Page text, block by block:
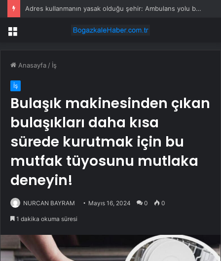
Adres kullanmanın yasak olduğu şehir: Ambulans yolu bulamıyor, kargo gitmiyor
Menü
Anasayfa / İş
İş
Bulaşık makinesinden çıkan
bulaşıkları daha kısa
sürede kurutmak için bu
mutfak tüyosunu mutlaka
deneyin!
NURCAN BAYRAM Mayıs 16, 2024 0 0
1 dakika okuma süresi